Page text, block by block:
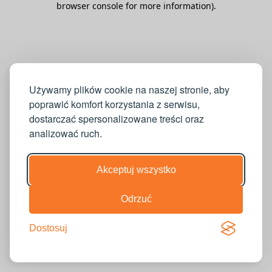
Używamy plików cookie na naszej stronie, aby
poprawić komfort korzystania z serwisu,
dostarczać spersonalizowane treści oraz
analizować ruch.
Akceptuj wszystko
Odrzuć
Dostosuj
browser console for more information).